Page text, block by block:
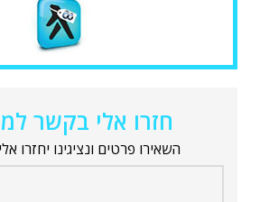
חזרו אלי בקשר
השאירו פרטים ונציגינו יחזרו